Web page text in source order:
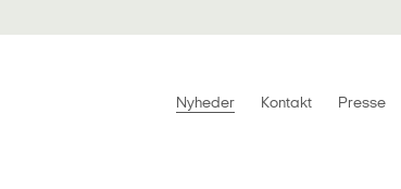
Nyheder Kontakt Presse